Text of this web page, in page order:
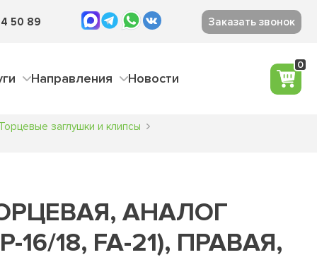
50 89 Заказать звонок
Направления Новости
0
Торцевые заглушки и клипсы
АНАЛОГ
18, FA-21), ПРАВАЯ,